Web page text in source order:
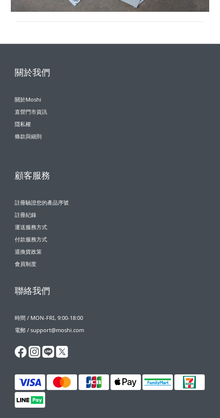
關於我們
關於Moshi
直營門市資訊
隱私權
條款與細則
顧客服務
註冊驗證您的產品序號
註冊紀錄
運送服務方式
付款服務方式
退換貨政策
會員制度
聯絡我們
時間 / MON-FRI, 9:00-18:00
電郵 / support@moshi.com